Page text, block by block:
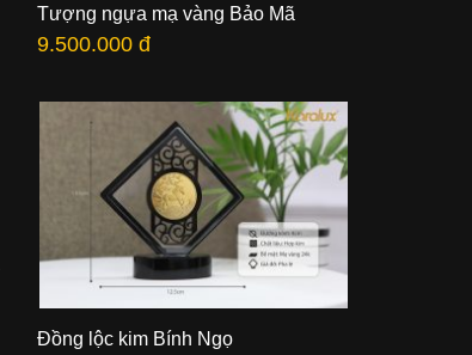
Tượng ngựa mạ vàng Bảo Mã
9.500.000 đ
Đồng lộc kim Bính Ngọ